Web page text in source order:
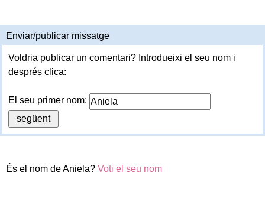
Enviar/publicar missatge
Voldria publicar un comentari? Introdueixi el seu nom i
després clica:
El seu primer nom:
És el nom de Aniela? Voti el seu nom